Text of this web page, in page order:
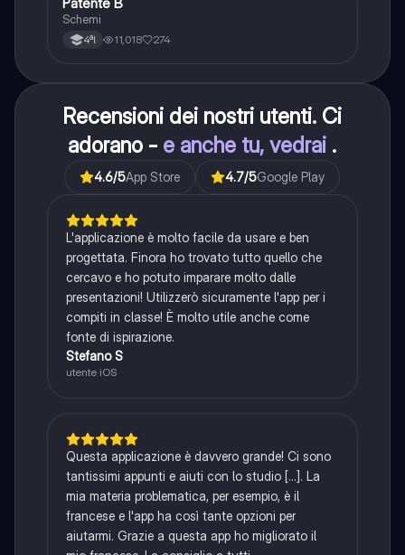
Altro
Patente B
Schemi
4ªl 11,018 274
Recensioni dei nostri utenti. Ci
adorano - e anche tu, vedrai .
4.6/5App Store 4.7/5Google Play
L'applicazione è molto facile da usare e ben
progettata. Finora ho trovato tutto quello che
cercavo e ho potuto imparare molto dalle
presentazioni! Utilizzerò sicuramente l'app per i
compiti in classe! È molto utile anche come
fonte di ispirazione.
Stefano S
utente iOS
Questa applicazione è davvero grande! Ci sono
tantissimi appunti e aiuti con lo studio [...]. La
mia materia problematica, per esempio, è il
francese e l'app ha così tante opzioni per
aiutarmi. Grazie a questa app ho migliorato il